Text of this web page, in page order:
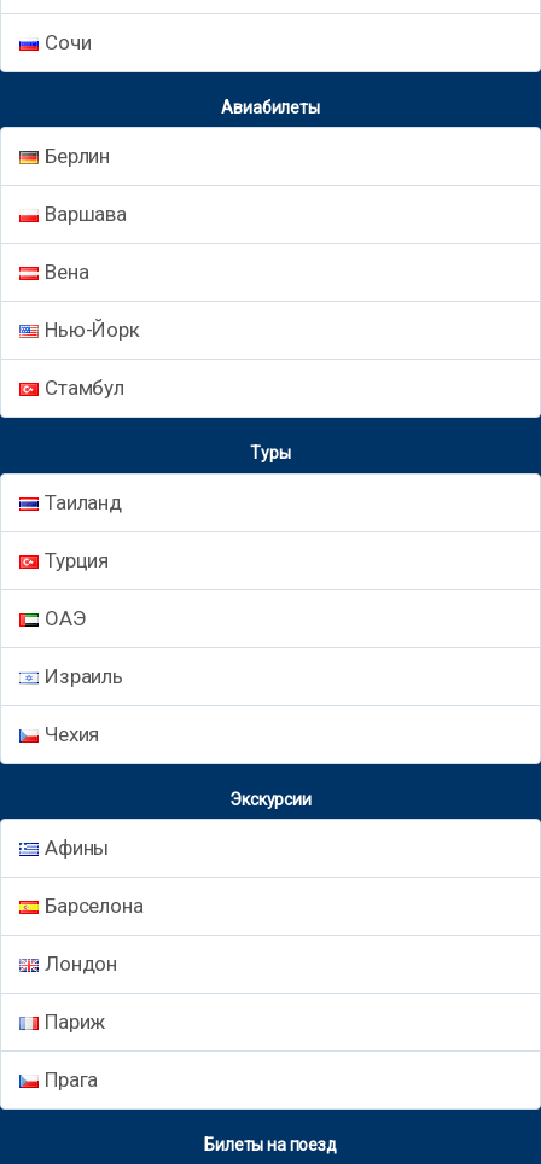
Сочи
Авиабилеты
Берлин
Варшава
Вена
Нью-Йорк
Стамбул
Туры
Таиланд
Турция
ОАЭ
Израиль
Чехия
Экскурсии
Афины
Барселона
Лондон
Париж
Прага
Билеты на поезд